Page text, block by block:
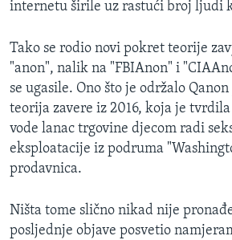
internetu širile uz rastući broj ljudi
Tako se rodio novi pokret teorije
"anon", nalik na "FBIAnon" i
se ugasile. Ono što je održalo
teorija zavere iz 2016, koja je
vode lanac trgovine djecom radi
eksploatacije iz podruma
prodavnica.
Ništa tome slično nikad nije
posljednje objave posvetio